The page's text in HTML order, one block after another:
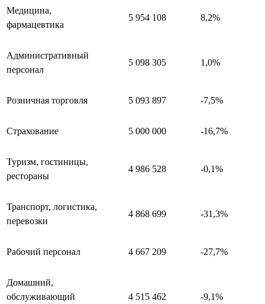
Медицина,
фармацевтика
5 954 108 8,2%
Административный
персонал
5 098 305 1,0%
Розничная торговля 5 093 897 -7,5%
Страхование 5 000 000 -16,7%
Туризм, гостиницы,
рестораны
4 986 528 -0,1%
Транспорт, логистика,
перевозки
4 868 699 -31,3%
Рабочий персонал 4 667 209 -27,7%
Домашний,
обслуживающий
4 515 462 -9,1%